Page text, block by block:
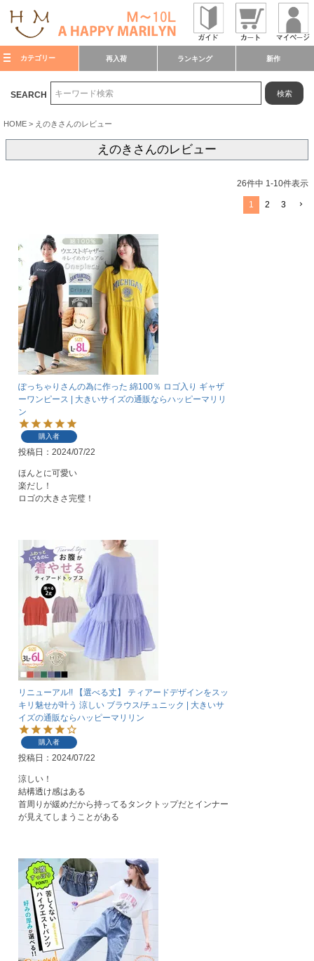
カテゴリー 再入荷 ランキング 新作
SEARCH 検索
HOME えのきさんのレビュー
えのきさんのレビュー
26件中 1-10件表示
1 2 3
ぽっちゃりさんの為に作った 綿100％ ロゴ入り ギャザ
ーワンピース | 大きいサイズの通販ならハッピーマリリ
ン
購入者
投稿日 2024/07/22
ほんとに可愛い
楽だし！
ロゴの大きさ完璧！
リニューアル!! 【選べる丈】 ティアードデザインをスッ
キリ魅せが叶う 涼しい ブラウス/チュニック | 大きいサ
イズの通販ならハッピーマリリン
購入者
投稿日 2024/07/22
涼しい！
結構透け感はある
首周りが緩めだから持ってるタンクトップだとインナー
が見えてしまうことがある